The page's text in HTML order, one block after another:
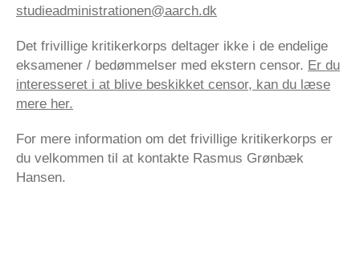
studieadministrationen@aarch.dk
Det frivillige kritikerkorps deltager ikke i de endelige
eksamener / bedømmelser med ekstern censor. Er du
interesseret i at blive beskikket censor, kan du læse
mere her.
For mere information om det frivillige kritikerkorps er
du velkommen til at kontakte Rasmus Grønbæk
Hansen.